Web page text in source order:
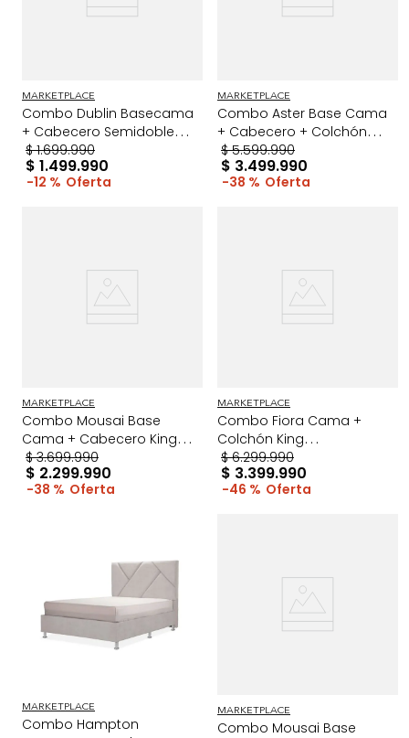
MARKETPLACE
Combo Dublin Basecama
+ Cabecero Semidoble
Beige
$ 1.699.990
$ 1.499.990
12 %
MARKETPLACE
Combo Aster Base Cama
+ Cabecero + Colchón
ExtraDoble Taupe/Cromo
$ 5.599.990
$ 3.499.990
38 %
MARKETPLACE
Combo Mousai Base
Cama + Cabecero King
Taupe/Madera
$ 3.699.990
$ 2.299.990
38 %
MARKETPLACE
Combo Fiora Cama +
Colchón King
Taupe/Madera
$ 6.299.990
$ 3.399.990
46 %
MARKETPLACE
Combo Hampton
MARKETPLACE
Combo Mousai Base